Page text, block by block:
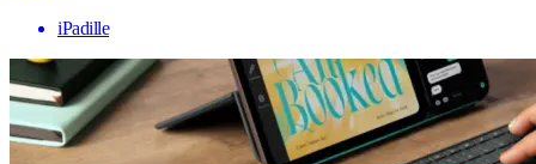
iPadille